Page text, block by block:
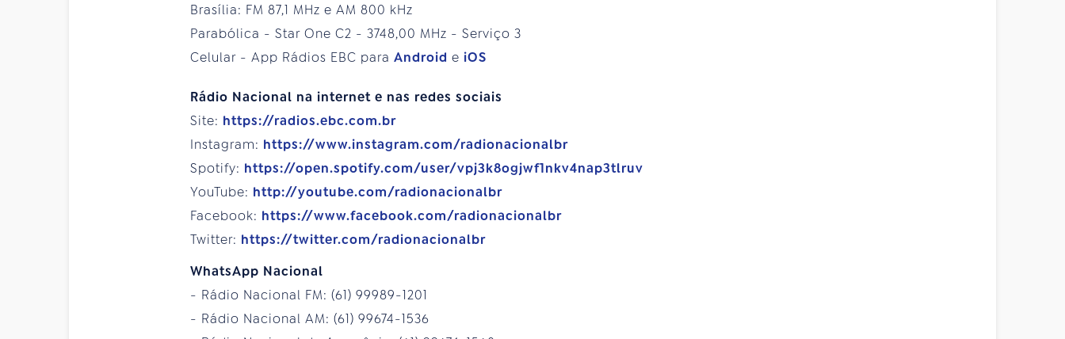
Brasília: FM 87,1 MHz e AM 800 kHz
Parabólica - Star One C2 - 3748,00 MHz - Serviço 3
Celular - App Rádios EBC para Android e iOS
Rádio Nacional na internet e nas redes sociais
Site: https://radios.ebc.com.br
Instagram: https://www.instagram.com/radionacionalbr
Spotify: https://open.spotify.com/user/vpj3k8ogjwf1nkv4nap3tlruv
YouTube: http://youtube.com/radionacionalbr
Facebook: https://www.facebook.com/radionacionalbr
Twitter: https://twitter.com/radionacionalbr
WhatsApp Nacional
- Rádio Nacional FM: (61) 99989-1201
- Rádio Nacional AM: (61) 99674-1536